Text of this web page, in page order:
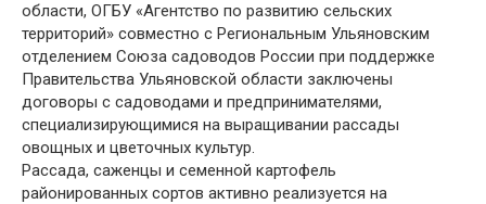
области, ОГБУ «Агентство по развитию сельских
территорий» совместно с Региональным Ульяновским
отделением Союза садоводов России при поддержке
Правительства Ульяновской области заключены
договоры с садоводами и предпринимателями,
специализирующимися на выращивании рассады
овощных и цветочных культур.
Рассада, саженцы и семенной картофель
районированных сортов активно реализуется на